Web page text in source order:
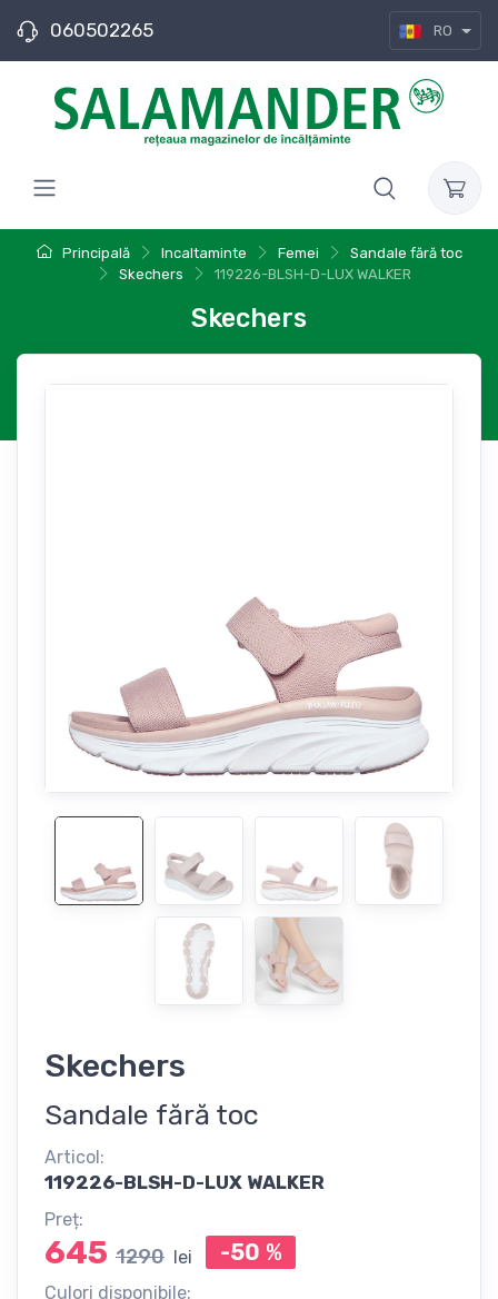
060502265 RO
Principală Incaltaminte Femei
Sandale fără toc
Skechers
119226-BLSH-D-LUX WALKER
Skechers
Skechers
Sandale fără toc
Articol:
119226-BLSH-D-LUX WALKER
Preț:
645 1290 lei -50 %
Culori disponibile: